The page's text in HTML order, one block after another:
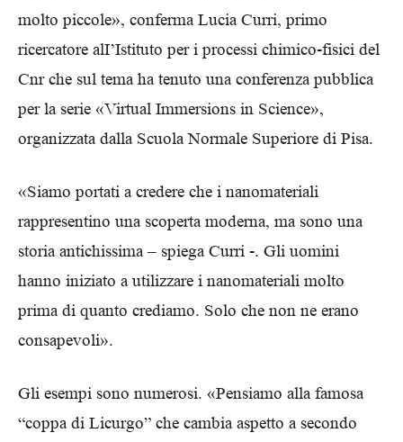
molto piccole», conferma Lucia Curri, primo
ricercatore alI’Istituto per i processi chimico-fisici del
Cnr che sul tema ha tenuto una conferenza pubblica
per la serie «Virtual Immersions in Science»,
organizzata dalla Scuola Normale Superiore di Pisa.
«Siamo portati a credere che i nanomateriali
rappresentino una scoperta moderna, ma sono una
storia antichissima – spiega Curri -. Gli uomini
hanno iniziato a utilizzare i nanomateriali molto
prima di quanto crediamo. Solo che non ne erano
consapevoli».
Gli esempi sono numerosi. «Pensiamo alla famosa
“coppa di Licurgo” che cambia aspetto a secondo